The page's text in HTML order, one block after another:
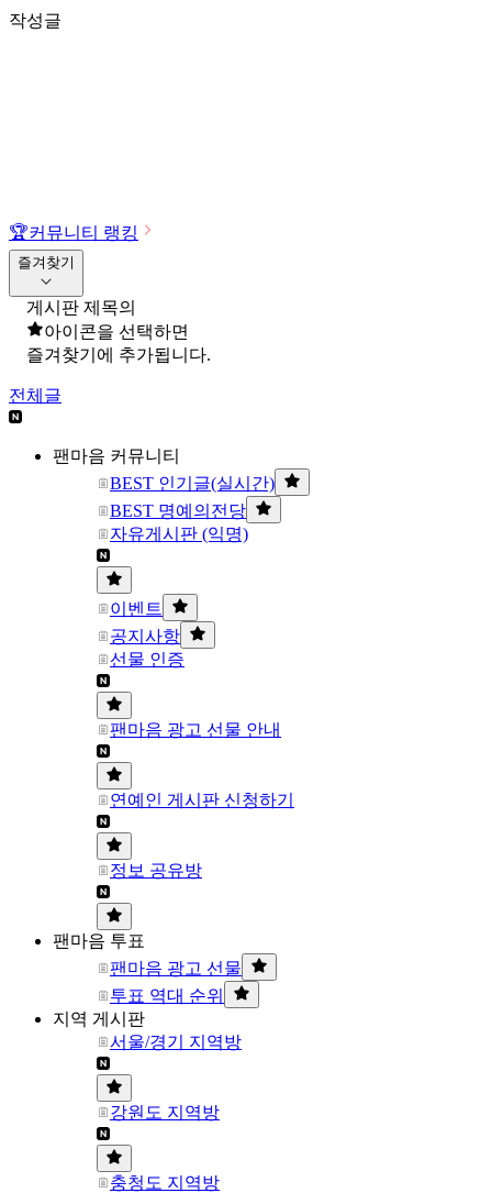
작성글
🏆커뮤니티 랭킹
즐겨찾기
게시판 제목의
아이콘을 선택하면
즐겨찾기에 추가됩니다.
전체글
팬마음 커뮤니티
BEST 인기글(실시간)
BEST 명예의전당
자유게시판 (익명)
이벤트
공지사항
선물 인증
팬마음 광고 선물 안내
연예인 게시판 신청하기
정보 공유방
팬마음 투표
팬마음 광고 선물
투표 역대 순위
지역 게시판
서울/경기 지역방
강원도 지역방
충청도 지역방